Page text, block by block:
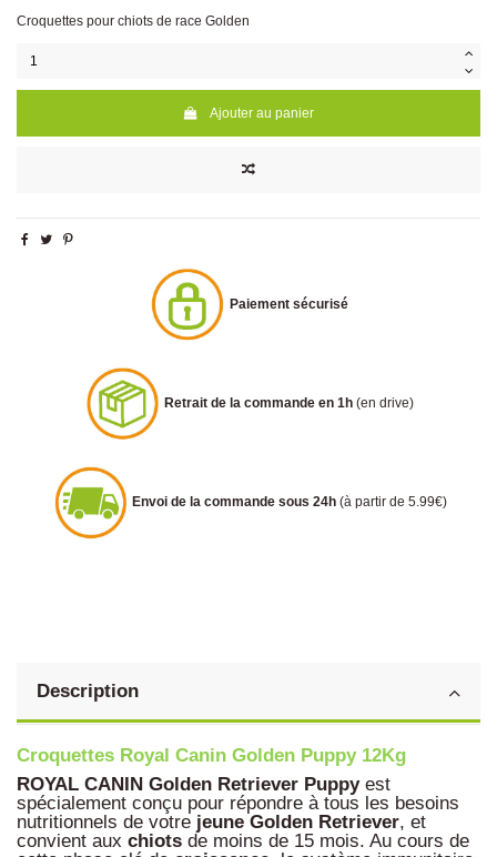
Croquettes pour chiots de race Golden
Ajouter au panier
Paiement sécurisé
Retrait de la commande en 1h (en drive)
Envoi de la commande sous 24h (à partir de 5.99€)
Description
Croquettes Royal Canin Golden Puppy 12Kg
ROYAL CANIN Golden Retriever Puppyest
spécialement conçu pour répondre à tous les besoins
nutritionnels de votre jeune Golden Retriever, et
convient aux chiots de moins de 15 mois. Au cours de